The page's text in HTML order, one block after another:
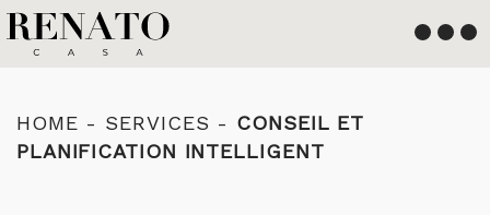
Français
English
HOME - SERVICES - CONSEIL ET
PLANIFICATION INTELLIGENT